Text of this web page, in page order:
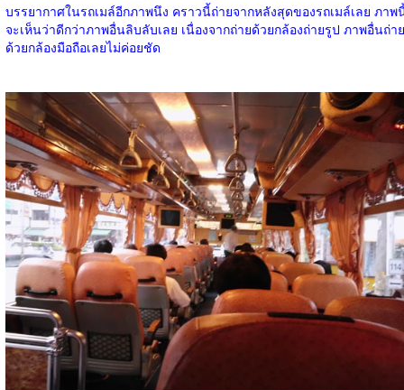
บรรยากาศในรถเมล์อีกภาพนึง คราวนี้ถ่ายจากหลังสุดของรถเมล์เลย ภาพ
จะเห็นว่าดีกว่าภาพอื่นลิบลับเลย เนื่องจากถ่ายด้วยกล้องถ่ายรูป ภาพอื่นถ่าย
ด้วยกล้องมือถือเลยไม่ค่อยชัด